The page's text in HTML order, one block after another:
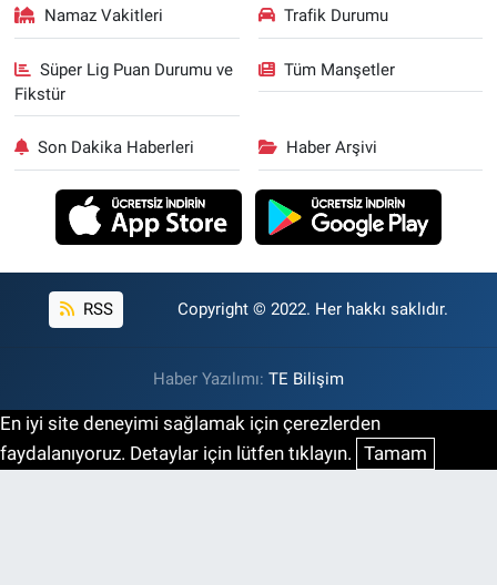
Namaz Vakitleri Trafik Durumu
Süper Lig Puan Durumu ve
Fikstür
Tüm Manşetler
Son Dakika Haberleri Haber Arşivi
RSS Copyright © 2022. Her hakkı saklıdır.
Haber Yazılımı: TE Bilişim
En iyi site deneyimi sağlamak için çerezlerden
faydalanıyoruz. Detaylar için lütfen tıklayın. Tamam